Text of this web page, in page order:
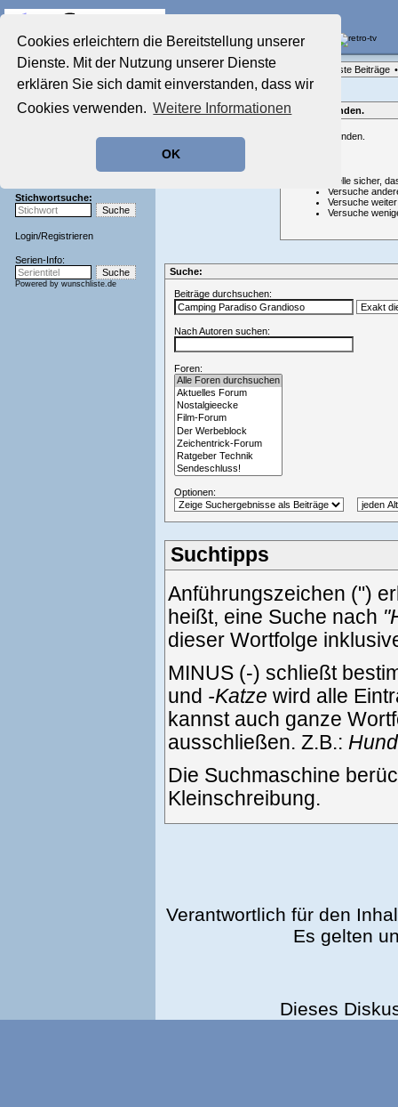
Cookies erleichtern die Bereitstellung unserer
Dienste. Mit der Nutzung unserer Dienste
erklären Sie sich damit einverstanden, dass wir
Cookies verwenden. Weitere Informationen
OK
Startseite
Aktuelles Forum
Film-Forum
Zeichentrick-Forum
Stichwortsuche:
Login/Registrieren
Serien-Info:
Powered by wunschliste.de
Forenliste • Themenübersicht Neueste Beiträge •
Nichts gefunden.
Nichts gefunden.
Stelle sicher,
Versuche
Versuche
Versuche
Suche:
Beiträge durchsuchen:
Nach Autoren suchen:
Foren:
Optionen:
Suchtipps
Anführungszeichen (")
heißt, eine Suche nach
dieser Wortfolge
MINUS (-) schließt
und -Katze wird alle
kannst auch ganze
ausschließen. Z.B.:
Die Suchmaschine
Kleinschreibung.
Verantwortlich für den
Es gelten
Dieses